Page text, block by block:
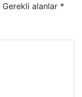
Gerekli alanlar *